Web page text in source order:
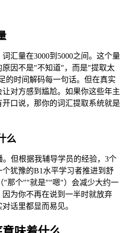
汇量在3000到5000之间。这个量
因不是"不知道"，而是"提取太
的时间解码每一句话。但在真实
对方感到尴尬。如果你这些年主
口说，那你的词汇提取系统就是
么
但根据我辅导学员的经验，3个
犹豫的B1水平学习者推进到舒
"那个""就是""嗯"）会减少大约一
为你不再在说到一半时就放弃
话里都显而易见。